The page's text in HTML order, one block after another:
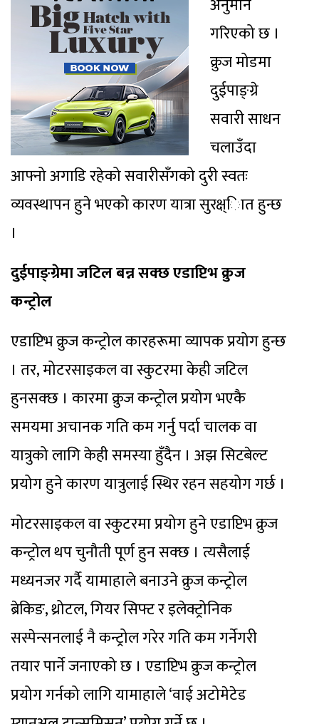
गरिएको छ ।
क्रुज मोडमा
दुईपाङ्ग्रे
सवारी साधन
चलाउँदा
आफ्नो अगाडि रहेको सवारीसँगको दुरी स्वतः
व्यवस्थापन हुने भएको कारण यात्रा सुरक्ष्ाित हुन्छ
।
दुईपाङ्ग्रेमा जटिल बन्न सक्छ एडाप्टिभ क्रुज
कन्ट्रोल
एडाप्टिभ क्रुज कन्ट्रोल कारहरूमा व्यापक प्रयोग हुन्छ
। तर, मोटरसाइकल वा स्कुटरमा केही जटिल
हुनसक्छ । कारमा क्रुज कन्ट्रोल प्रयोग भएकै
समयमा अचानक गति कम गर्नु पर्दा चालक वा
यात्रुको लागि केही समस्या हुँदैन । अझ सिटबेल्ट
प्रयोग हुने कारण यात्रुलाई स्थिर रहन सहयोग गर्छ ।
मोटरसाइकल वा स्कुटरमा प्रयोग हुने एडाप्टिभ क्रुज
कन्ट्रोल थप चुनौती पूर्ण हुन सक्छ । त्यसैलाई
मध्यनजर गर्दै यामाहाले बनाउने क्रुज कन्ट्रोल
ब्रेकिङ, थ्रोटल, गियर सिफ्ट र इलेक्ट्रोनिक
सस्पेन्सनलाई नै कन्ट्रोल गरेर गति कम गर्नेगरी
तयार पार्ने जनाएको छ । एडाप्टिभ क्रुज कन्ट्रोल
प्रयोग गर्नको लागि यामाहाले ‘वाई अटोमेटेड